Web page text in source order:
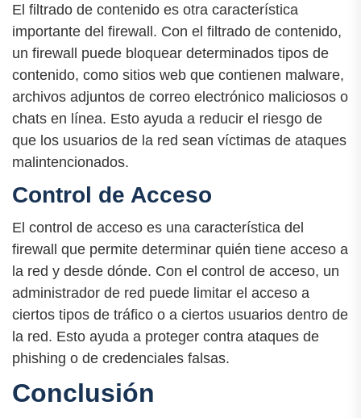
El filtrado de contenido es otra característica
importante del firewall. Con el filtrado de contenido,
un firewall puede bloquear determinados tipos de
contenido, como sitios web que contienen malware,
archivos adjuntos de correo electrónico maliciosos o
chats en línea. Esto ayuda a reducir el riesgo de
que los usuarios de la red sean víctimas de ataques
malintencionados.
Control de Acceso
El control de acceso es una característica del
firewall que permite determinar quién tiene acceso a
la red y desde dónde. Con el control de acceso, un
administrador de red puede limitar el acceso a
ciertos tipos de tráfico o a ciertos usuarios dentro de
la red. Esto ayuda a proteger contra ataques de
phishing o de credenciales falsas.
Conclusión